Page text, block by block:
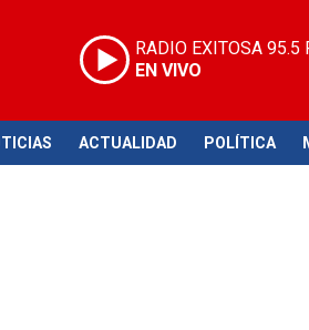
RADIO EXITOSA 95.5
EN VIVO
ACTUALIDAD POLÍTICA